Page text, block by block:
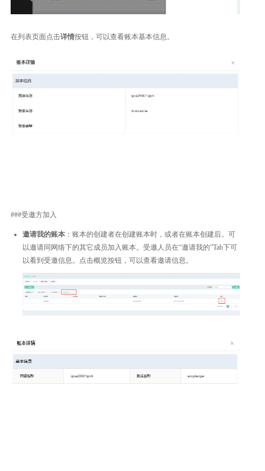
在列表页面点击详情按钮，可以查看账本基本信息。
###受邀方加入
邀请我的账本 ：账本的创建者在创建账本时，或者在账本创建后。可
以邀请同网络下的其它成员加入账本。受邀人员在“邀请我的”Tab下可
以看到受邀信息。点击概览按钮，可以查看邀请信息。